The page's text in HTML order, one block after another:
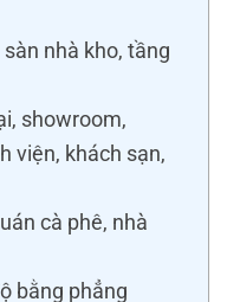
nhà kho, tầng
showroom,
viện, khách sạn,
cà phê, nhà
bằng phẳng